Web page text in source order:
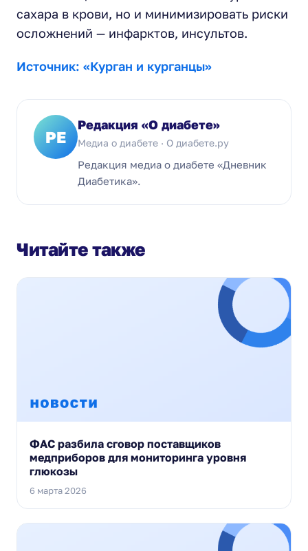
сахара в крови, но и минимизировать риски
осложнений — инфарктов, инсультов.
Источник: «Курган и курганцы»
РЕ
Редакция «О диабете»
Медиа о диабете · О диабете.ру
Редакция медиа о диабете «Дневник
Диабетика».
Читайте также
ФАС разбила сговор поставщиков
медприборов для мониторинга уровня
глюкозы
6 марта 2026